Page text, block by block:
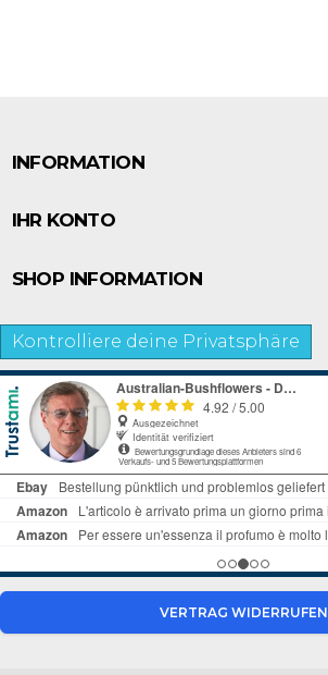
INFORMATION
IHR KONTO
SHOP INFORMATION
Kontrolliere deine Privatsphäre
VERTRAG WIDERRUFEN